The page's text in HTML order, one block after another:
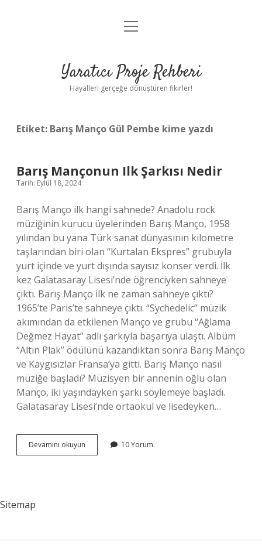
Anasayfa
Yasal Uyarı
menüyü
Yaratıcı Proje Rehberi
Hayalleri gerçeğe dönüştüren fikirler!
Etiket: Barış Manço Gül Pembe kime yazdı
Barış Mançonun Ilk Şarkısı Nedir
Tarih: Eylül 18, 2024
Barış Manço ilk hangi sahnede? Anadolu rock
müziğinin kurucu üyelerinden Barış Manço, 1958
yılından bu yana Türk sanat dünyasının kilometre
taşlarından biri olan “Kurtalan Ekspres” grubuyla
yurt içinde ve yurt dışında sayısız konser verdi. İlk
kez Galatasaray Lisesi’nde öğrenciyken sahneye
çıktı. Barış Manço ilk ne zaman sahneye çıktı?
1965’te Paris’te sahneye çıktı. “Sychedelic” müzik
akımından da etkilenen Manço ve grubu “Ağlama
Değmez Hayat” adlı şarkıyla başarıya ulaştı. Albüm
“Altın Plak” ödülünü kazandıktan sonra Barış Manço
ve Kaygısızlar Fransa’ya gitti. Barış Manço nasıl
müziğe başladı? Müzisyen bir annenin oğlu olan
Manço, iki yaşındayken şarkı söylemeye başladı.
Galatasaray Lisesi’nde ortaokul ve lisedeyken…
Devamını okuyun
Mançonun
10 Yorum
Sitemap